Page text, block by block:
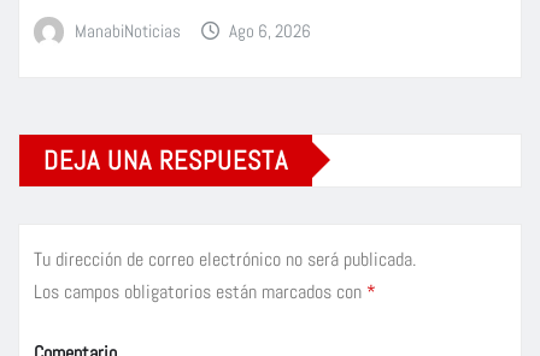
ManabiNoticias Ago 6, 2026
DEJA UNA RESPUESTA
Tu dirección de correo electrónico no será publicada.
Los campos obligatorios están marcados con *